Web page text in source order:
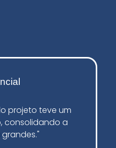
a alcançar um
nossas